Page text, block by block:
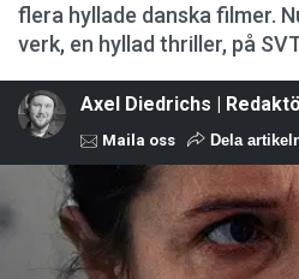
flera hyllade danska filmer.
verk, en hyllad thriller, på
Axel Diedrichs |
Maila oss Dela